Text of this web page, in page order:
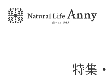
特集